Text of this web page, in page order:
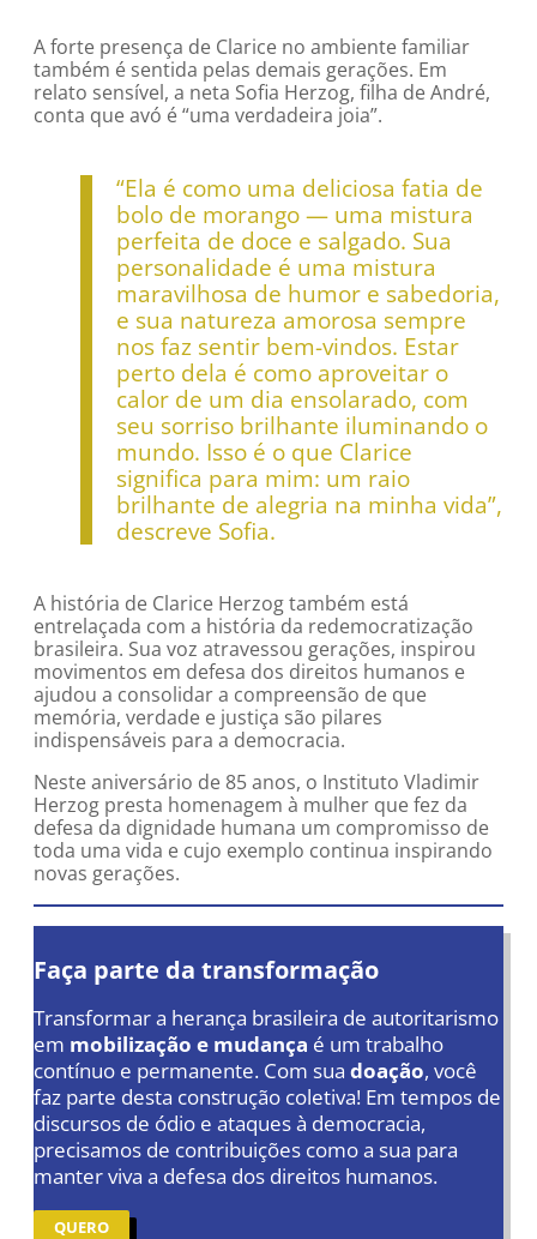
A forte presença de Clarice no ambiente familiar
também é sentida pelas demais gerações. Em
relato sensível, a neta Sofia Herzog, filha de André,
conta que avó é “uma verdadeira joia”.
“Ela é como uma deliciosa fatia de
bolo de morango — uma mistura
perfeita de doce e salgado. Sua
personalidade é uma mistura
maravilhosa de humor e sabedoria,
e sua natureza amorosa sempre
nos faz sentir bem-vindos. Estar
perto dela é como aproveitar o
calor de um dia ensolarado, com
seu sorriso brilhante iluminando o
mundo. Isso é o que Clarice
significa para mim: um raio
brilhante de alegria na minha vida”,
descreve Sofia.
A história de Clarice Herzog também está
entrelaçada com a história da redemocratização
brasileira. Sua voz atravessou gerações, inspirou
movimentos em defesa dos direitos humanos e
ajudou a consolidar a compreensão de que
memória, verdade e justiça são pilares
indispensáveis para a democracia.
Neste aniversário de 85 anos, o Instituto Vladimir
Herzog presta homenagem à mulher que fez da
defesa da dignidade humana um compromisso de
toda uma vida e cujo exemplo continua inspirando
novas gerações.
Faça parte da transformação
Transformar a herança brasileira de autoritarismo
em mobilização e mudança é um trabalho
contínuo e permanente. Com sua doação, você
faz parte desta construção coletiva! Em tempos de
discursos de ódio e ataques à democracia,
precisamos de contribuições como a sua para
manter viva a defesa dos direitos humanos.
QUERO